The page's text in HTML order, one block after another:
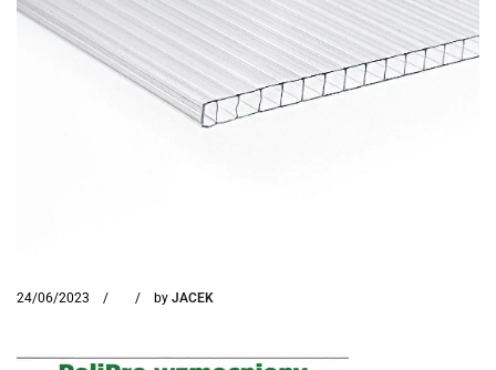
24/06/2023 by JACEK